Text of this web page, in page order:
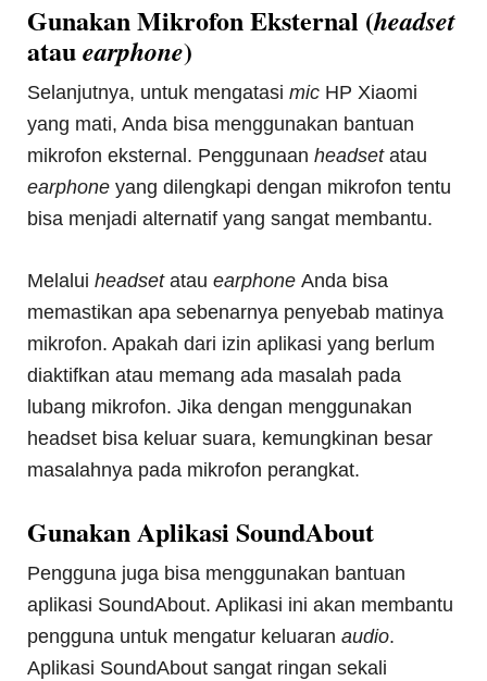
Gunakan Mikrofon Eksternal (headset
atauearphone)
Selanjutnya, untuk mengatasimic HP Xiaomi
yang mati, Anda bisa menggunakan bantuan
mikrofon eksternal. Penggunaanheadsetatau
earphoneyang dilengkapi dengan mikrofon tentu
bisa menjadi alternatif yang sangat membantu.
MelaluiheadsetatauearphoneAnda bisa
memastikan apa sebenarnya penyebab matinya
mikrofon. Apakah dari izin aplikasi yang berlum
diaktifkan atau memang ada masalah pada
lubang mikrofon. Jika dengan menggunakan
headset bisa keluar suara, kemungkinan besar
masalahnya pada mikrofon perangkat.
Gunakan Aplikasi SoundAbout
Pengguna juga bisa menggunakan bantuan
aplikasi SoundAbout. Aplikasi ini akan membantu
pengguna untuk mengatur keluaranaudio.
Aplikasi SoundAbout sangat ringan sekali